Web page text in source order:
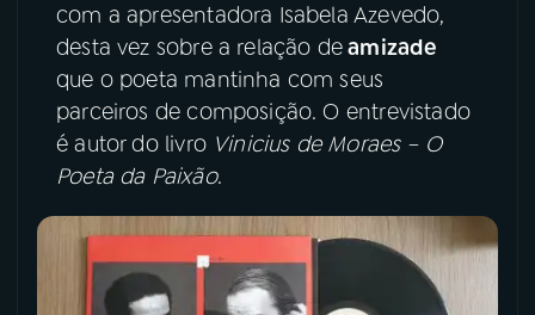
ACOMPANHE A RÁDIO NACIONAL
Instagram X
TikTok
com a apresentadora Isabela Azevedo,
desta vez sobre a relação deamizade
que o poeta mantinha com seus
parceiros de composição. O entrevistado
é autor do livro Vinicius de Moraes – O
Poeta da Paixão.